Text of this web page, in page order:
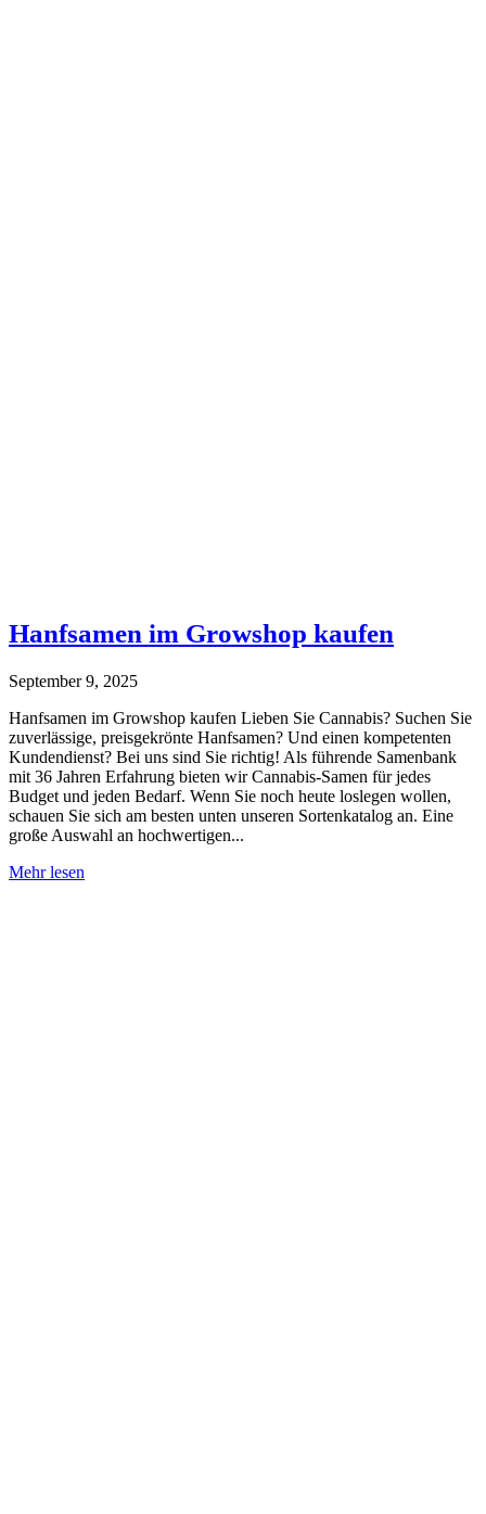
Hanfsamen im Growshop kaufen
September 9, 2025
Hanfsamen im Growshop kaufen Lieben Sie Cannabis? Suchen Sie
zuverlässige, preisgekrönte Hanfsamen? Und einen kompetenten
Kundendienst? Bei uns sind Sie richtig! Als führende Samenbank
mit 36 Jahren Erfahrung bieten wir Cannabis-Samen für jedes
Budget und jeden Bedarf. Wenn Sie noch heute loslegen wollen,
schauen Sie sich am besten unten unseren Sortenkatalog an. Eine
große Auswahl an hochwertigen...
Mehr lesen